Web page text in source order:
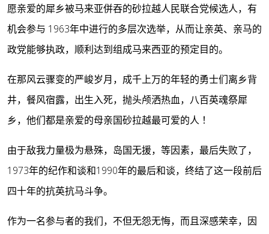
愿亲爱的犀乡被马来亚併吞的砂拉越人民联合党候选人，有
机会参与 1963年中进行的多层次选举，从而让亲英、亲马的
政党能够执政，顺利达到组成马来西亚的预定目的。
在那风云骤变的严峻岁月，成千上万的年轻的勇士们离乡背
井，餐风宿露，出生入死，抛头颅洒热血，八百英魂祭犀
乡，他们都是亲爱的母亲国砂拉越最可爱的人 ！
由于敌我力量极为悬殊，岛国无援，等因素，最后失败了，
1973年的纪作和谈和1990年的最后和谈，终结了这一段前后
四十年的抗英抗马斗争。
作为一名参与者的我们，不但无怨无悔，而且深感荣幸，因